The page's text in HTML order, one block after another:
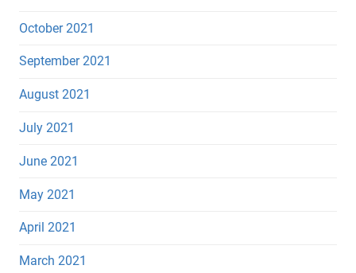
October 2021
September 2021
August 2021
July 2021
June 2021
May 2021
April 2021
March 2021